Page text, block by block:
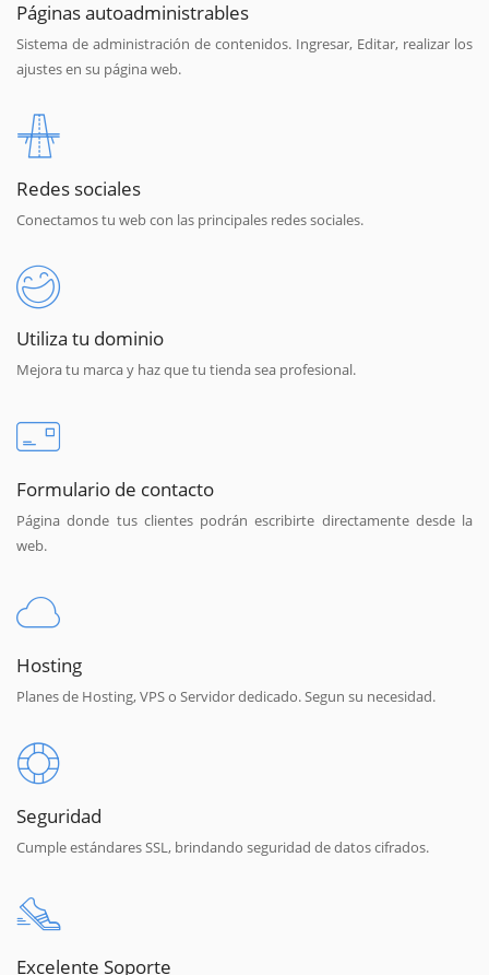
Páginas autoadministrables
Sistema de administración de contenidos. Ingresar, Editar, realizar los
ajustes en su página web.
Redes sociales
Conectamos tu web con las principales redes sociales.
Utiliza tu dominio
Mejora tu marca y haz que tu tienda sea profesional.
Formulario de contacto
Página donde tus clientes podrán escribirte directamente desde la
web.
Hosting
Planes de Hosting, VPS o Servidor dedicado. Segun su necesidad.
Seguridad
Cumple estándares SSL, brindando seguridad de datos cifrados.
Excelente Soporte